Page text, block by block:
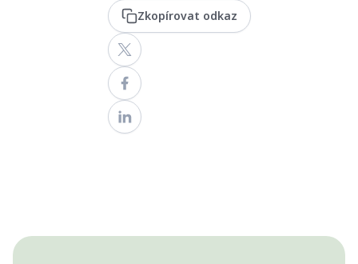
Zkopírovat odkaz